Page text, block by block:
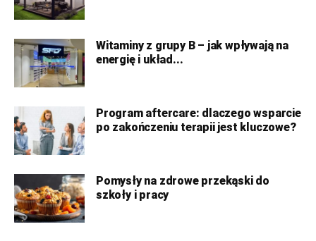
Witaminy z grupy B – jak wpływają na
energię i układ...
Program aftercare: dlaczego wsparcie
po zakończeniu terapii jest kluczowe?
Pomysły na zdrowe przekąski do
szkoły i pracy